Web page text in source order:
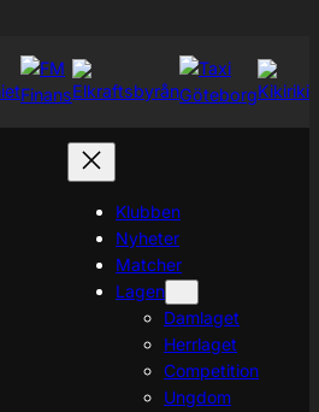
Klubben
Nyheter
Matcher
Lagen
Damlaget
Herrlaget
Competition
Ungdom